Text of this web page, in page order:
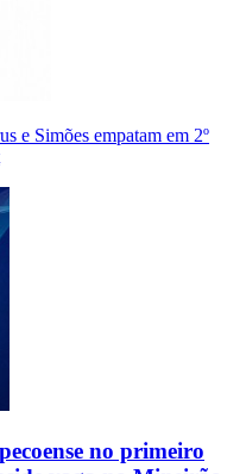
e Simões empatam em 2º
no primeiro